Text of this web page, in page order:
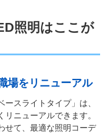
照明はここが
場をリニューアル
スライトタイプ」は、
ニューアルできます。
せて、最適な照明コーデ